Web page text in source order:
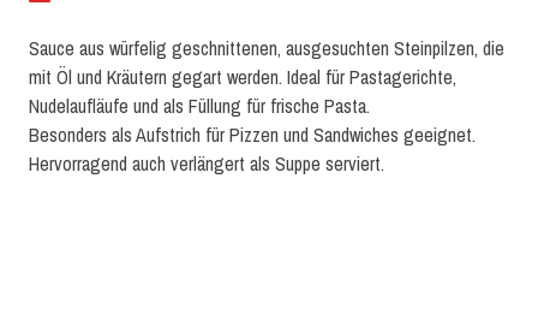
Sauce aus würfelig geschnittenen, ausgesuchten Steinpilzen, die
mit Öl und Kräutern gegart werden. Ideal für Pastagerichte,
Nudelaufläufe und als Füllung für frische Pasta.
Besonders als Aufstrich für Pizzen und Sandwiches geeignet.
Hervorragend auch verlängert als Suppe serviert.